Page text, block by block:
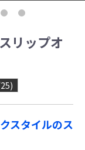
リップオ
スタイルのス